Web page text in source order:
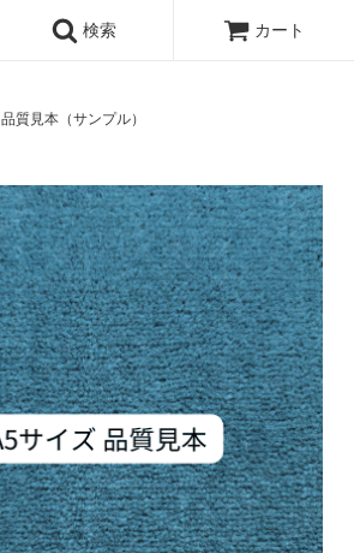
検索 カート
品質見本（サンプル）